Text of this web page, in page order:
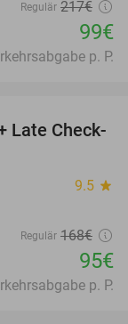
Regulär 217€
99€
p. P.
43%
Late Check-
9.5 star
Regulär 168€
95€
p. P.